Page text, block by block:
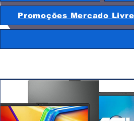
Promoções Mercado Livre